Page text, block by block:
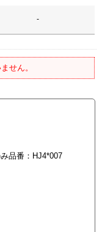
-
せん。
品番：HJ4*007